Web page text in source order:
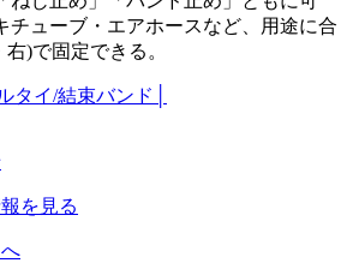
チューブ・エアホースなど、用途に合
)で固定できる。
タイ/結束バンド